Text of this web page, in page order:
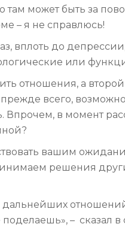
может быть за
– я не справлюсь!
вплоть до
или
отношения, а
всего,
Впрочем, в момент
вашим
решения
дальнейших
– сказал